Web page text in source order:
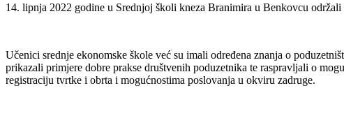
14. lipnja 2022 godine u Srednjoj školi kneza Branimira u Benkovcu
Učenici srednje ekonomske škole već su imali određena znanja o
prikazali primjere dobre prakse društvenih poduzetnika te raspravljali o
registraciju tvrtke i obrta i mogućnostima poslovanja u okviru zadruge.